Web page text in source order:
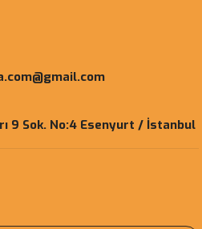
9 Sok. No:4 Esenyurt / İstanbul